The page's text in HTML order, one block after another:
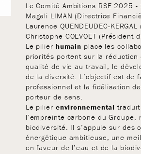
Le Comité Ambitions RSE 2025
Magali LIMAN (Directrice
Laurence QUENDEUDEC-
Christophe COEVOET (Président
Le pilier humain place les
priorités portent sur la réduction
qualité de vie au travail, le
de la diversité. L’objectif est de
professionnel et la fidélisation
porteur de sens.
Le pilier environnemental traduit
l’empreinte carbone du
biodiversité. Il s’appuie sur des
énergétique ambitieuse, une
en faveur de l’eau et de la